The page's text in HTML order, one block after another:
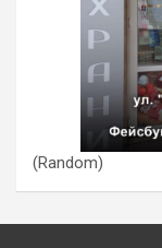
(Random)